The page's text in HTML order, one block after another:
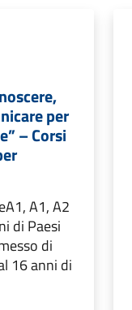
per
– Corsi
A1, A2
di Paesi
di
16 anni di